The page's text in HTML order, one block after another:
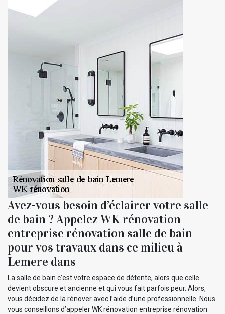
Avez-vous besoin d’éclairer votre salle
de bain ? Appelez WK rénovation
entreprise rénovation salle de bain
pour vos travaux dans ce milieu à
Lemere dans
La salle de bain c’est votre espace de détente, alors que celle
devient obscure et ancienne et qui vous fait parfois peur. Alors,
vous décidez de la rénover avec l’aide d’une professionnelle. Nous
vous conseillons d’appeler WK rénovation entreprise rénovation